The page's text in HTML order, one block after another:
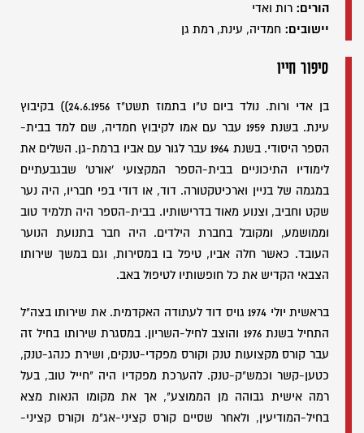
הורים: רות ואדי
יישובים: חמדיה, עינת, רמת גן
סיפור חייו
בן אדי ורות. נולד ביום ט"ו בתמוז תשט"ז 24.6.1956)) בקיבוץ
עינת. בשנת 1959 עבר עם אמו לקיבוץ חמדיה, שם למד בבית-
הספר היסודי. בשנת 1964 עבר לגור עם אביו ברמת-גן. השלים את
לימודיו התיכוניים בבית-הספר המקצועי 'אורט' שבגבעתיים
במגמה של בניין וארכיטקטורה. דוד, או דודי בפי חבריו, היה נער
שקט וחביב, וצנוע מאוד בדרישותיו. בבית-הספר היה תלמיד טוב
וממושמע, ומקובל בחברת הילדים. היה חבר בתנועת הנוער
העובד. כאשר חלה אביו, טיפל בו במסירות, וגם במשך שירותו
הצבאי הקדיש את כל חופשותיו לטיפול באב.
בראשית יולי 1974 גויס דוד לעתודה האקדמית. את שירותו בצה"ל
התחיל בשנת 1976 והוצב לחיל-השריון. במסגרת שירותו בחיל זה
עבר קורס מקצועות טנק וקורס מפקדי-טנקים, ושירת כנהג-טנק,
כטען-קשר וכמש"ק-טנק. להערכת מפקדיו היה "חייל טוב, בעל
רמה אישית גבוהה מן הממוצע", אך את מקומו הנאות מצא
בחיל-המודיעין, ולאחר שסיים קורס קציני-אג"מ וקורס קציני-